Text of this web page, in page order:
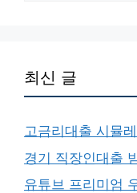
최신 글
고금리대출 시뮬
경기 직장인대출
유튜브 프리미엄